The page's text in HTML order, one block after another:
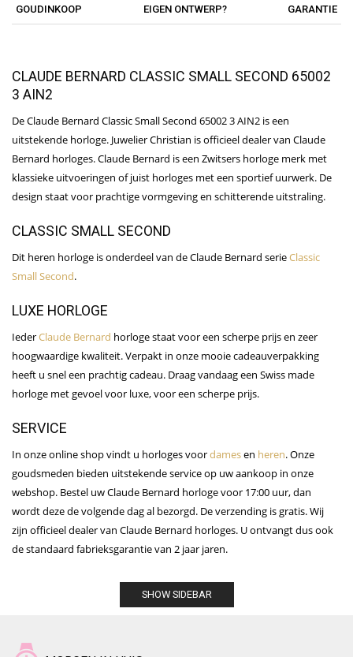
GOUDINKOOP EIGEN ONTWERP? GARANTIE
CLAUDE BERNARD CLASSIC SMALL SECOND 65002
3 AIN2
De Claude Bernard Classic Small Second 65002 3 AIN2 is een
uitstekende horloge. Juwelier Christian is officieel dealer van Claude
Bernard horloges. Claude Bernard is een Zwitsers horloge merk met
klassieke uitvoeringen of juist horloges met een sportief uurwerk. De
design staat voor prachtige vormgeving en schitterende uitstraling.
CLASSIC SMALL SECOND
Dit heren horloge is onderdeel van de Claude Bernard serieClassic
Small Second.
LUXE HORLOGE
IederClaude Bernard horloge staat voor een scherpe prijs en zeer
hoogwaardige kwaliteit. Verpakt in onze mooie cadeauverpakking
heeft u snel een prachtig cadeau. Draag vandaag een Swiss made
horloge met gevoel voor luxe, voor een scherpe prijs.
SERVICE
In onze online shop vindt u horloges voordamesen heren. Onze
goudsmeden bieden uitstekende service op uw aankoop in onze
webshop. Bestel uw Claude Bernard horloge voor 17:00 uur, dan
wordt deze de volgende dag al bezorgd. De verzending is gratis. Wij
zijn officieel dealer van Claude Bernard horloges. U ontvangt dus ook
de standaard fabrieksgarantie van 2 jaar jaren.
SHOW SIDEBAR